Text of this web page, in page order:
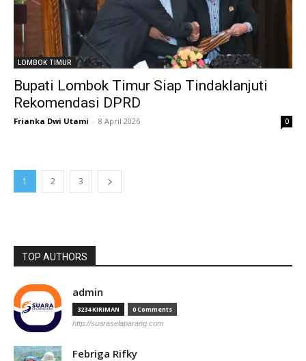
LOMBOK TIMUR
Bupati Lombok Timur Siap Tindaklanjuti
Rekomendasi DPRD
Frianka Dwi Utami - 8 April 2026 0
1 2 3
TOP AUTHORS
admin
3234 KIRIMAN 0 Comments
http://suaraselaparang.com
Febriga Rifky